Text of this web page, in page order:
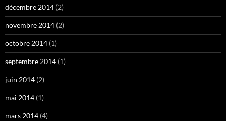
décembre 2014 (2)
novembre 2014 (2)
octobre 2014 (1)
septembre 2014 (1)
juin 2014 (2)
mai 2014 (1)
mars 2014 (4)